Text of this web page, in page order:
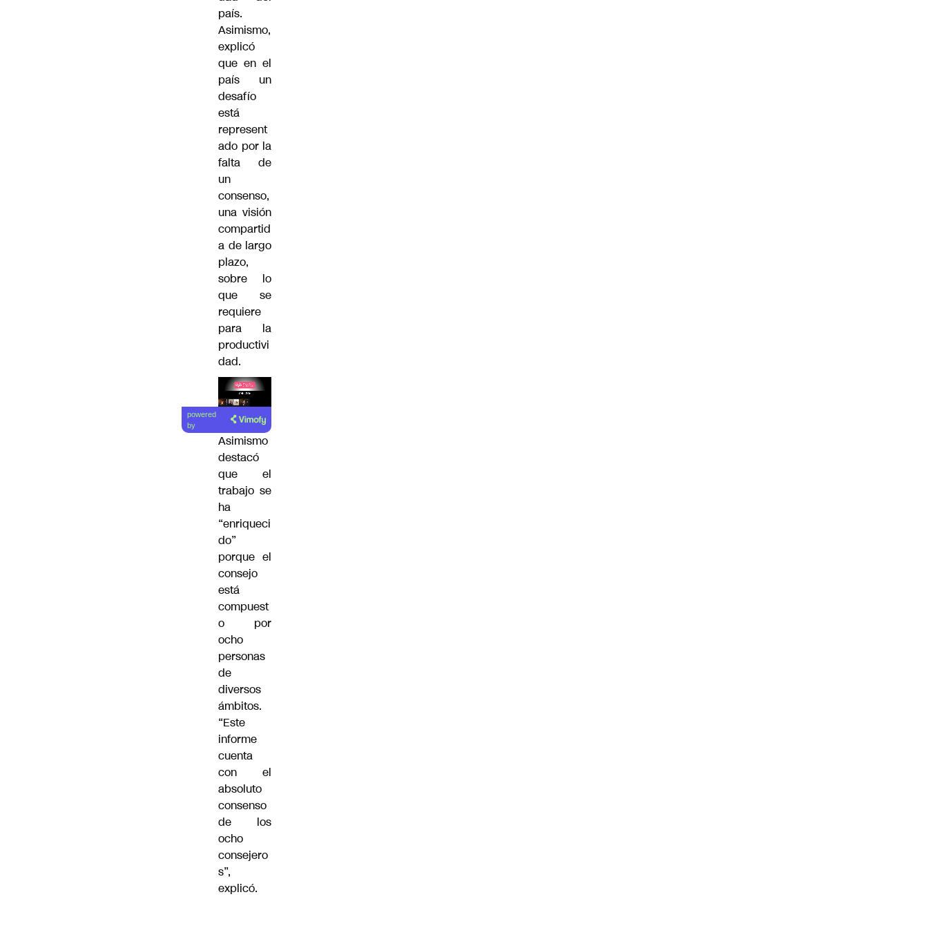
país.
Asimismo,
explicó
que en el
país un
desafío
está
represent
ado por la
falta de
un
consenso,
una visión
compartid
a de largo
plazo,
sobre lo
que se
requiere
para la
productivi
dad.
Lea el
artículo
powered
by
Asimismo
destacó
que el
trabajo se
ha
“enriqueci
do”
porque el
consejo
está
compuest
o por
ocho
personas
de
diversos
ámbitos.
“Este
informe
cuenta
con el
absoluto
consenso
de los
ocho
consejero
s”,
explicó.